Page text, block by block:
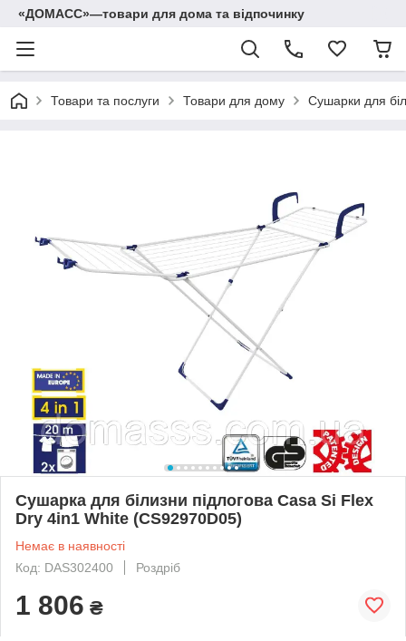
«ДОМАСС»—товари для дома та відпочинку
Товари та послуги Товари для дому Сушарки для
Сушарка для білизни підлогова Casa Si Flex
Dry 4in1 White (CS92970D05)
Немає в наявності
Код: DAS302400
Роздріб
1 806 ₴